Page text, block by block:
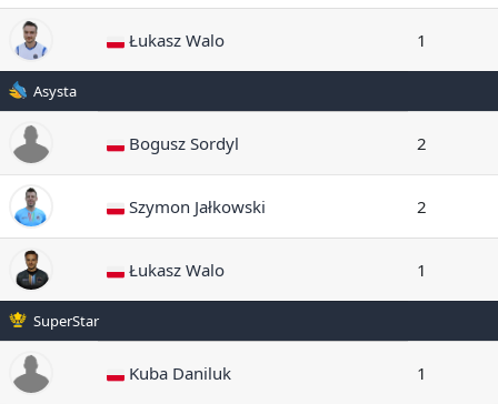
Łukasz Walo 1
Asysta
Bogusz Sordyl 2
Szymon Jałkowski 2
Łukasz Walo 1
SuperStar
Kuba Daniluk 1